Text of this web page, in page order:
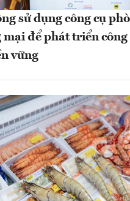
sử dụng công cụ
mại để phát triển công
vững